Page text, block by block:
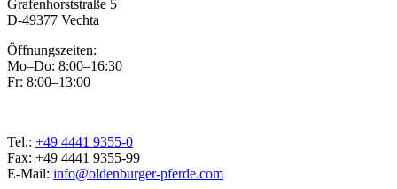
Grafenhorststraße 5
D-49377 Vechta
Öffnungszeiten:
Mo–Do: 8:00–16:30
Fr: 8:00–13:00
Tel.: +49 4441 9355-0
Fax: +49 4441 9355-99
E-Mail: info@oldenburger-pferde.com